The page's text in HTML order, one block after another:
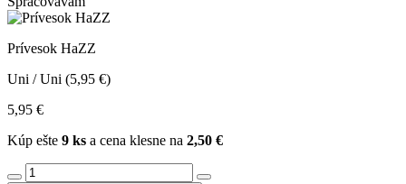
Prívesok HaZZ
Uni / Uni (5,95 €)
5,95 €
Kúp ešte 9 ks a cena klesne na 2,50 €